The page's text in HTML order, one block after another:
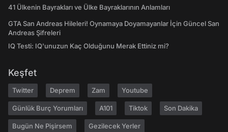
41 Ülkenin Bayrakları ve Ülke Bayraklarının Anlamları
GTA San Andreas Hileleri! Oynamaya Doyamayanlar İçin Güncel San
Andreas Şifreleri
IQ Testi: IQ'unuzun Kaç Olduğunu Merak Ettiniz mi?
Keşfet
Twitter Deprem Zam Youtube
Günlük Burç Yorumları A101 Tiktok Son Dakika
Bugün Ne Pişirsem Gezilecek Yerler